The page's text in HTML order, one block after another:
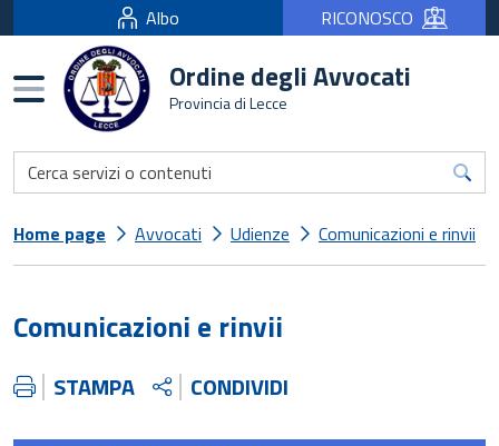
Albo RICONOSCO
Burger menu Ordine degli Avvocati
Provincia di Lecce
Home page Avvocati Udienze Comunicazioni e rinvii
Comunicazioni e rinvii
STAMPA CONDIVIDI